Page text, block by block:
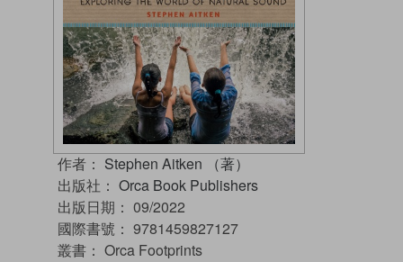
作者： Stephen Aitken （著）
出版社： Orca Book Publishers
出版日期： 09/2022
國際書號： 9781459827127
叢書： Orca Footprints